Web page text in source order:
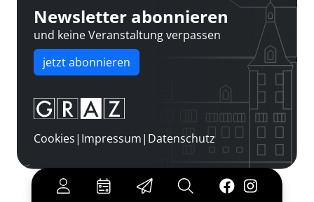
Newsletter abonnieren
und keine Veranstaltung verpassen
jetzt abonnieren
Cookies| Impressum| Datenschutz